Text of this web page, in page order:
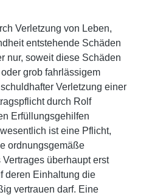
Verletzung von Leben,
entstehende Schäden
nur, soweit diese Schäden
grob fahrlässigem
Verletzung einer
durch Rolf
Erfüllungsgehilfen
ist eine Pflicht,
ordnungsgemäße
überhaupt erst
deren Einhaltung die
vertrauen darf. Eine